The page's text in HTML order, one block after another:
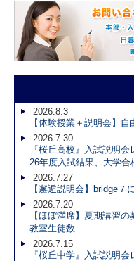
2026.8.3
【体験授業＋説明会】
2026.7.30
『桜丘高校』入試説明
26年度入試結果、大学合
2026.7.27
【邂逅説明会】bridge７
2026.7.20
【ほぼ満席】夏期講習
教室生徒数
2026.7.15
『桜丘中学』入試説明